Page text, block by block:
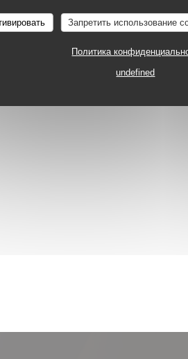
Запретить использование
Политика
undefined